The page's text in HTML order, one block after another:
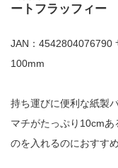
ートフラッフィー
JAN：4542804076790
100mm
持ち運びに便利な紙製
マチがたっぷり10cm
のを入れるのにおすすめ